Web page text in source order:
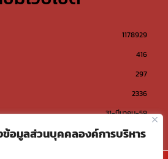
ข้อมูลส่วนบุคคลองค์การบริหาร
1178929
416
297
2336
31-มีนาคม-59